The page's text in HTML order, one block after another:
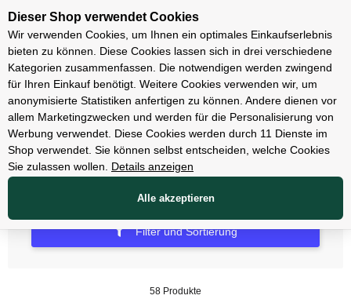
Unsere Filialen
E-Mountainbikes
E-Mountainbikes Hardtail
Filter und Sortierung
58 Produkte
Dieser Shop verwendet Cookies
Wir verwenden Cookies, um Ihnen ein optimales Einkaufserlebnis
bieten zu können. Diese Cookies lassen sich in drei verschiedene
Kategorien zusammenfassen. Die notwendigen werden zwingend
für Ihren Einkauf benötigt. Weitere Cookies verwenden wir, um
anonymisierte Statistiken anfertigen zu können. Andere dienen vor
allem Marketingzwecken und werden für die Personalisierung von
Werbung verwendet. Diese Cookies werden durch 11 Dienste im
Shop verwendet. Sie können selbst entscheiden, welche Cookies
Sie zulassen wollen.
Details anzeigen
Alle akzeptieren